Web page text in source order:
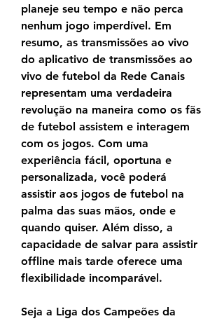
planeje seu tempo e não perca
nenhum jogo imperdível. Em
resumo, as transmissões ao vivo
do aplicativo de transmissões ao
vivo de futebol da Rede Canais
representam uma verdadeira
revolução na maneira como os fãs
de futebol assistem e interagem
com os jogos. Com uma
experiência fácil, oportuna e
personalizada, você poderá
assistir aos jogos de futebol na
palma das suas mãos, onde e
quando quiser. Além disso, a
capacidade de salvar para assistir
offline mais tarde oferece uma
flexibilidade incomparável.
Seja a Liga dos Campeões da